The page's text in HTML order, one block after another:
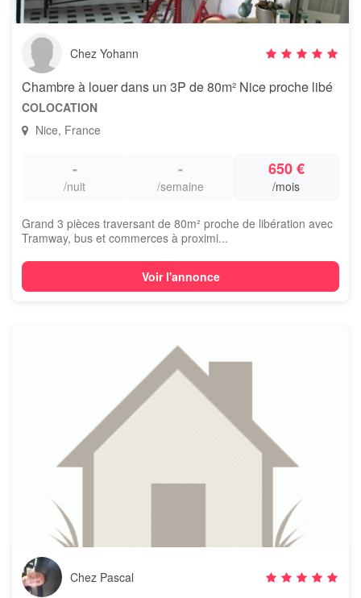
Chez Yohann
Chambre à louer dans un 3P de 80m² Nice proche libé
COLOCATION
Nice, France
-
/nuit
-
/semaine
650 €
/mois
Grand 3 pièces traversant de 80m² proche de libération avec
Tramway, bus et commerces à proximi...
Voir l'annonce
Chez Pascal